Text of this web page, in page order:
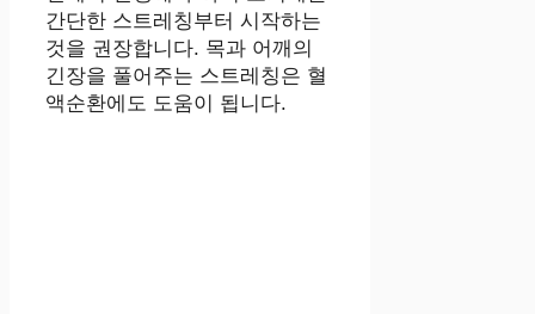
간단한 스트레칭부터 시작하는
것을 권장합니다. 목과 어깨의
긴장을 풀어주는 스트레칭은 혈
액순환에도 도움이 됩니다.